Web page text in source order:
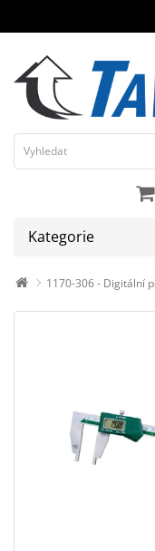
Kategorie
1170-306 - Digitální